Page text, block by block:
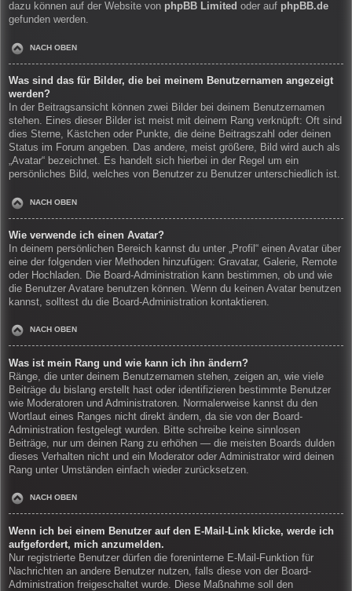
dazu können auf der Website von phpBB Limited oder auf phpBB.de
gefunden werden.
NACH OBEN
Was sind das für Bilder, die bei meinem Benutzernamen angezeigt
werden?
In der Beitragsansicht können zwei Bilder bei deinem Benutzernamen
stehen. Eines dieser Bilder ist meist mit deinem Rang verknüpft: Oft sind
dies Sterne, Kästchen oder Punkte, die deine Beitragszahl oder deinen
Status im Forum angeben. Das andere, meist größere, Bild wird auch als
„Avatar“ bezeichnet. Es handelt sich hierbei in der Regel um ein
persönliches Bild, welches von Benutzer zu Benutzer unterschiedlich ist.
NACH OBEN
Wie verwende ich einen Avatar?
In deinem persönlichen Bereich kannst du unter „Profil“ einen Avatar über
eine der folgenden vier Methoden hinzufügen: Gravatar, Galerie, Remote
oder Hochladen. Die Board-Administration kann bestimmen, ob und wie
die Benutzer Avatare benutzen können. Wenn du keinen Avatar benutzen
kannst, solltest du die Board-Administration kontaktieren.
NACH OBEN
Was ist mein Rang und wie kann ich ihn ändern?
Ränge, die unter deinem Benutzernamen stehen, zeigen an, wie viele
Beiträge du bislang erstellt hast oder identifizieren bestimmte Benutzer
wie Moderatoren und Administratoren. Normalerweise kannst du den
Wortlaut eines Ranges nicht direkt ändern, da sie von der Board-
Administration festgelegt wurden. Bitte schreibe keine sinnlosen
Beiträge, nur um deinen Rang zu erhöhen — die meisten Boards dulden
dieses Verhalten nicht und ein Moderator oder Administrator wird deinen
Rang unter Umständen einfach wieder zurücksetzen.
NACH OBEN
Wenn ich bei einem Benutzer auf den E-Mail-Link klicke, werde ich
aufgefordert, mich anzumelden.
Nur registrierte Benutzer dürfen die foreninterne E-Mail-Funktion für
Nachrichten an andere Benutzer nutzen, falls diese von der Board-
Administration freigeschaltet wurde. Diese Maßnahme soll den